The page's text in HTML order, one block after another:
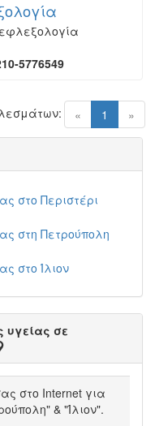
5776549
« 1 (current)
»
στο Περιστέρι
στη Πετρούπολη
στο Ίλιον
υγείας σε
στο Internet για
& "Ίλιον".